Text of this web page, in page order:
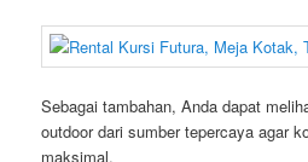
Sebagai tambahan, Anda dapat
outdoor dari sumber tepercaya agar
maksimal.